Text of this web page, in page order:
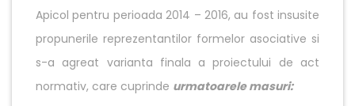
Apicol pentru perioada 2014 – 2016, au fost insusite
propunerile reprezentantilor formelor asociative si
s-a agreat varianta finala a proiectului de act
normativ, care cuprinde urmatoarele masuri: